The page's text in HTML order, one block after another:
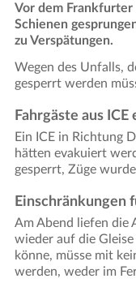
Vor dem Frankfurter
Schienen
zu Verspätungen.
Wegen des Unfalls,
gesperrt werden
Fahrgäste aus
Ein ICE in Richtung
hätten evakuiert
gesperrt, Züge
Einschränkungen
Am Abend liefen die
wieder auf die
könne, müsse mit
werden, weder im